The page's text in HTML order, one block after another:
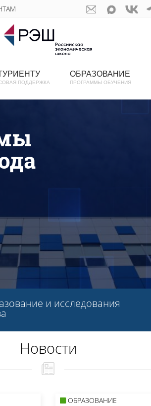
ПОДДЕРЖКА
ОБРАЗОВАНИЕ
ПРОГРАММЫ ОБУЧЕНИЯ
и исследования
Новости
ОБРАЗОВАНИЕ